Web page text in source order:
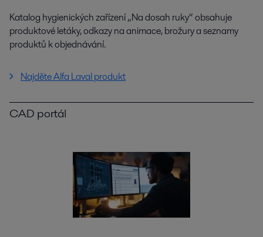
Katalog hygienických zařízení „Na dosah ruky“ obsahuje
produktové letáky, odkazy na animace, brožury a seznamy
produktů k objednávání.
Najděte Alfa Laval produkt
CAD portál